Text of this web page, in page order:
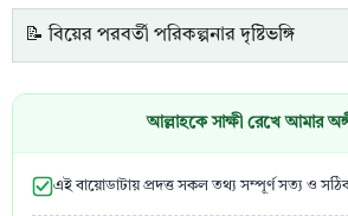
📝 বিয়ের পরবর্তী পরিকল্পনার দৃষ্টিভঙ্গি
আল্লাহকে সাক্ষী রেখে আমার
এই বায়োডাটায় প্রদত্ত সকল তথ্য সম্পূর্ণ সত্য ও